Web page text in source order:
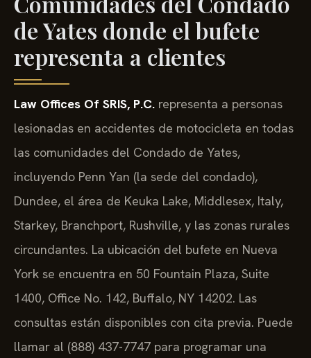
de Yates donde el bufete
representa a clientes
Law Offices Of SRIS, P.C. representa a personas
lesionadas en accidentes de motocicleta en todas
las comunidades del Condado de Yates,
incluyendo Penn Yan (la sede del condado),
Dundee, el área de Keuka Lake, Middlesex, Italy,
Starkey, Branchport, Rushville, y las zonas rurales
circundantes. La ubicación del bufete en Nueva
York se encuentra en 50 Fountain Plaza, Suite
1400, Office No. 142, Buffalo, NY 14202. Las
consultas están disponibles con cita previa. Puede
llamar al (888) 437-7747 para programar una